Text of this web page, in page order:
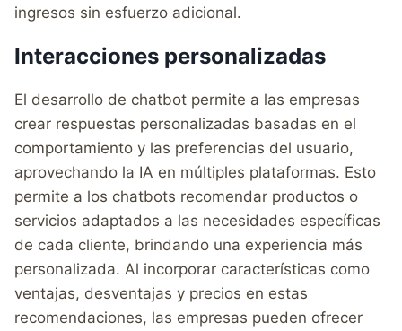
ingresos sin esfuerzo adicional.
Interacciones personalizadas
El desarrollo de chatbot permite a las empresas
crear respuestas personalizadas basadas en el
comportamiento y las preferencias del usuario,
aprovechando la IA en múltiples plataformas. Esto
permite a los chatbots recomendar productos o
servicios adaptados a las necesidades específicas
de cada cliente, brindando una experiencia más
personalizada. Al incorporar características como
ventajas, desventajas y precios en estas
recomendaciones, las empresas pueden ofrecer